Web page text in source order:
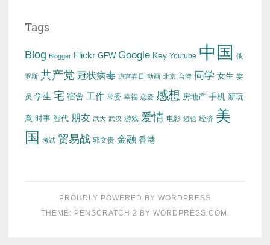
Tags
Blog Blogger Flickr GFW Google Key Youtube 中国 俄
罗斯 共产党 冠状病毒 凉宫春日 动画 北京 台湾 同学 女生 委
员 学生 宅 宿舍 工作 常委 幸福 恋爱 感想 房地产 手机 新玩
意 时事 智代 朋友 武大 武汉 游戏 爱情 电影 短信 经济 美
国
考试 贸易战 郭文贵 金融 香港
PROUDLY POWERED BY WORDPRESS
THEME: PENSCRATCH 2 BY WORDPRESS.COM .